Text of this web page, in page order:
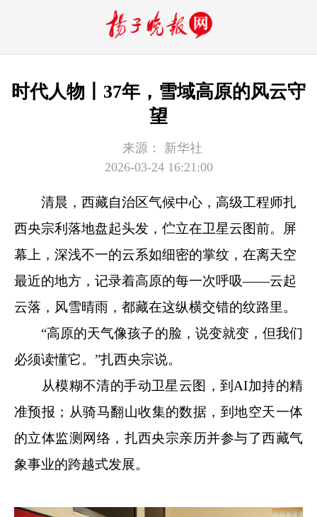
时代人物丨37年，雪域高原的风云守
望
来源：
新华社
2026-03-24 16:21:00
清晨，西藏自治区气候中心，高级工程师扎
西央宗利落地盘起头发，伫立在卫星云图前。屏
幕上，深浅不一的云系如细密的掌纹，在离天空
最近的地方，记录着高原的每一次呼吸——云起
云落，风雪晴雨，都藏在这纵横交错的纹路里。
“高原的天气像孩子的脸，说变就变，但我们
必须读懂它。”扎西央宗说。
从模糊不清的手动卫星云图，到AI加持的精
准预报；从骑马翻山收集的数据，到地空天一体
的立体监测网络，扎西央宗亲历并参与了西藏气
象事业的跨越式发展。